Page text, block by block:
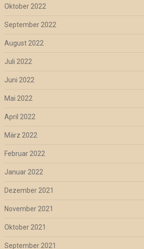
Oktober 2022
September 2022
August 2022
Juli 2022
Juni 2022
Mai 2022
April 2022
März 2022
Februar 2022
Januar 2022
Dezember 2021
November 2021
Oktober 2021
September 2021